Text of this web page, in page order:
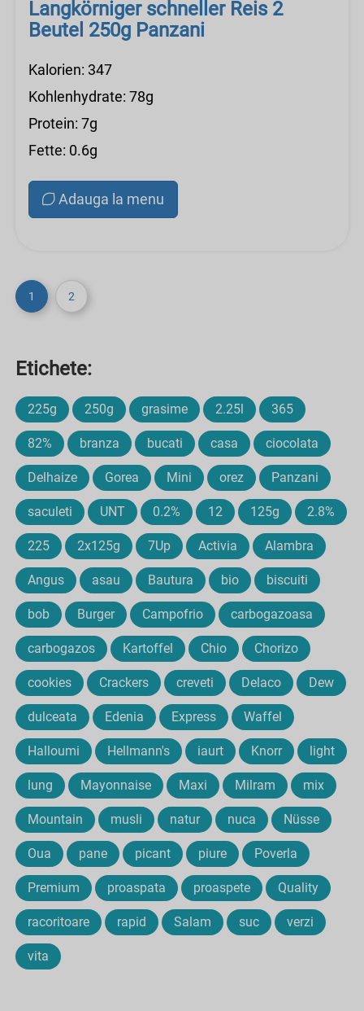
Langkörniger schneller Reis 2
Beutel 250g Panzani
Kalorien: 347
Kohlenhydrate: 78g
Protein: 7g
Fette: 0.6g
Adauga la menu
1 2
Etichete:
225g 250g grasime 2.25l 365
82% branza bucati casa ciocolata
Delhaize Gorea Mini orez Panzani
saculeti UNT 0.2% 12 125g 2.8%
225 2x125g 7Up Activia Alambra
Angus asau Bautura bio biscuiti
bob Burger Campofrio carbogazoasa
carbogazos Kartoffel Chio Chorizo
cookies Crackers creveti Delaco Dew
dulceata Edenia Express Waffel
Halloumi Hellmann's iaurt Knorr light
lung Mayonnaise Maxi Milram mix
Mountain musli natur nuca Nüsse
Oua pane picant piure Poverla
Premium proaspata proaspete Quality
racoritoare rapid Salam suc verzi
vita